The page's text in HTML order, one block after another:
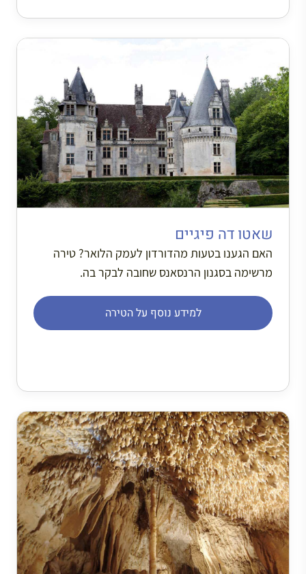
שאטו דה פיגיים
האם הגענו בטעות מהדורדון לעמק הלואר? טירה
מרשימה בסגנון הרנסאנס שחובה לבקר בה.
למידע נוסף על הטירה